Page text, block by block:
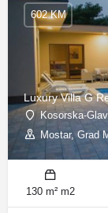
Luxury Villa G
Kosorska-
Mostar, Grad
602 KM
130 m² m2